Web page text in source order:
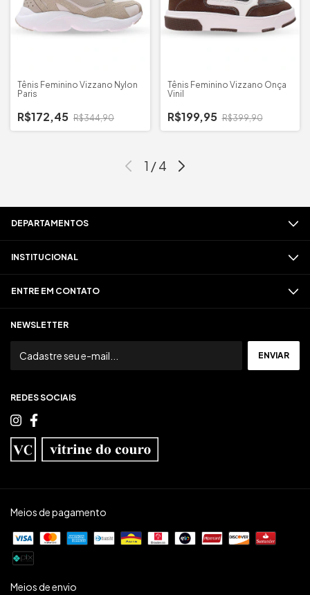
Tênis Feminino Vizzano Nylon
Paris
R$172,45 R$344,90
Tênis Feminino Vizzano Onça
Vinil
R$199,95 R$399,90
1 /4
DEPARTAMENTOS
INSTITUCIONAL
ENTRE EM CONTATO
NEWSLETTER
REDES SOCIAIS
Meios de pagamento
Meios de envio